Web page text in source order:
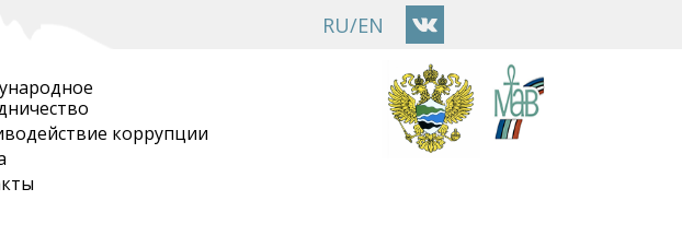
RU/EN
коррупции